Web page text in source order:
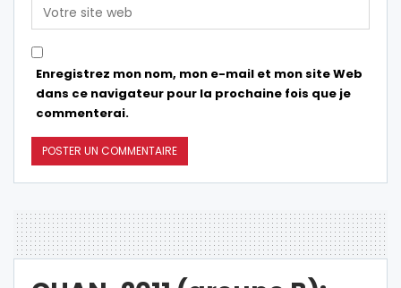
Enregistrez mon nom, mon e-mail et mon site Web
dans ce navigateur pour la prochaine fois que je
commenterai.